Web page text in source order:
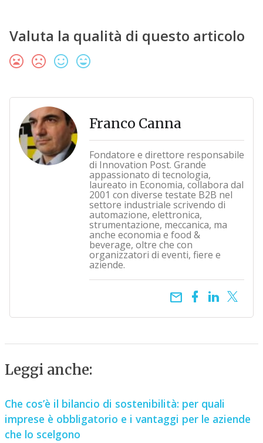
Valuta la qualità di questo articolo
Franco Canna
Fondatore e direttore responsabile
di Innovation Post. Grande
appassionato di tecnologia,
laureato in Economia, collabora dal
2001 con diverse testate B2B nel
settore industriale scrivendo di
automazione, elettronica,
strumentazione, meccanica, ma
anche economia e food &
beverage, oltre che con
organizzatori di eventi, fiere e
aziende.
email
Leggi anche:
Che cos’è il bilancio di sostenibilità: per quali
imprese è obbligatorio e i vantaggi per le aziende
che lo scelgono